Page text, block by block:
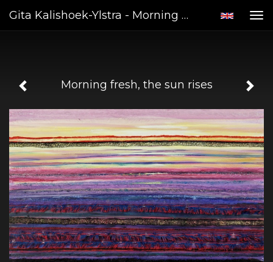
Gita Kalishoek-Ylstra - Morning Fresh, The Sun Rises
Morning fresh, the sun rises